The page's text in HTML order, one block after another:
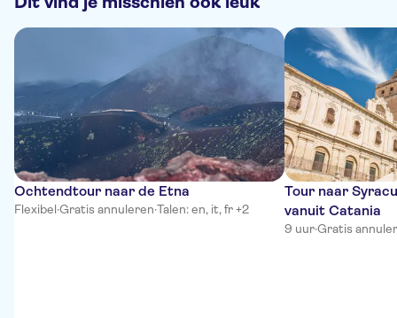
Ochtendtour naar de Etna
Flexibel·Gratis annuleren·Talen: en, it, fr +2
Tour naar
vanuit Catania
9 uur·Gratis